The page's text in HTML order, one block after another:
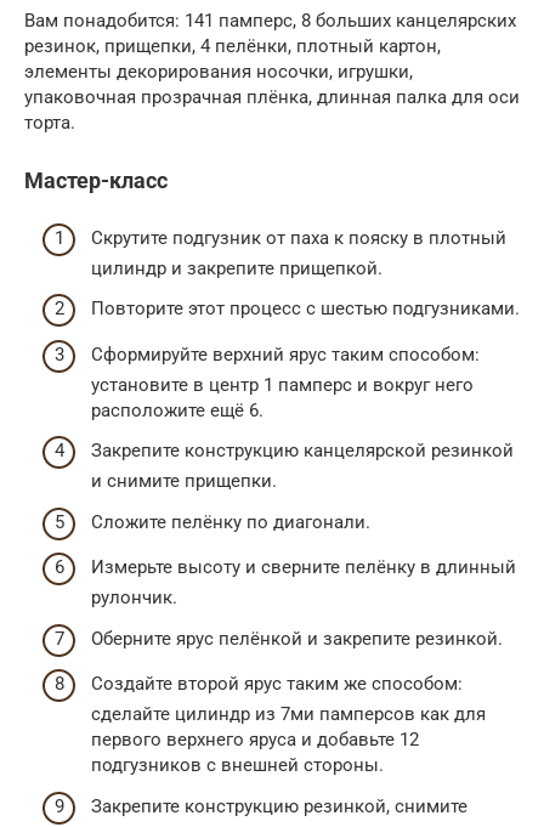
Вам понадобится: 141 памперс, 8 больших канцелярских
резинок, прищепки, 4 пелёнки, плотный картон,
элементы декорирования носочки, игрушки,
упаковочная прозрачная плёнка, длинная палка для оси
торта.
Мастер-класс
Скрутите подгузник от паха к пояску в плотный
цилиндр и закрепите прищепкой.
Повторите этот процесс с шестью подгузниками.
Сформируйте верхний ярус таким способом:
установите в центр 1 памперс и вокруг него
расположите ещё 6.
Закрепите конструкцию канцелярской резинкой
и снимите прищепки.
Сложите пелёнку по диагонали.
Измерьте высоту и сверните пелёнку в длинный
рулончик.
Оберните ярус пелёнкой и закрепите резинкой.
Создайте второй ярус таким же способом:
сделайте цилиндр из 7ми памперсов как для
первого верхнего яруса и добавьте 12
подгузников с внешней стороны.
Закрепите конструкцию резинкой, снимите